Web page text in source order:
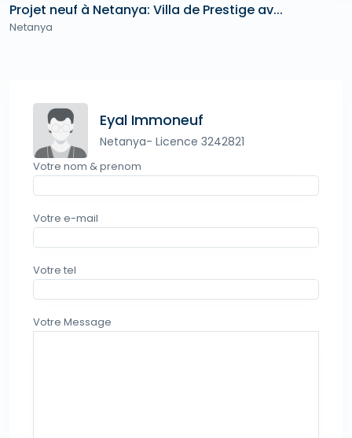
Projet neuf à Netanya: Villa de Prestige av...
Netanya
Eyal Immoneuf
Netanya- Licence 3242821
Votre nom & prenom
Votre e-mail
Votre tel
Votre Message